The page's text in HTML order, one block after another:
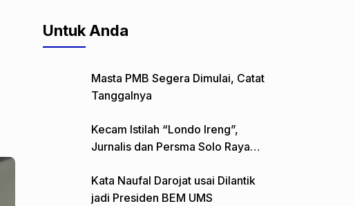
Untuk Anda
Masta PMB Segera Dimulai, Catat
Tanggalnya
Kecam Istilah “Londo Ireng”,
Jurnalis dan Persma Solo Raya
Kata Naufal Darojat usai Dilantik
jadi Presiden BEM UMS